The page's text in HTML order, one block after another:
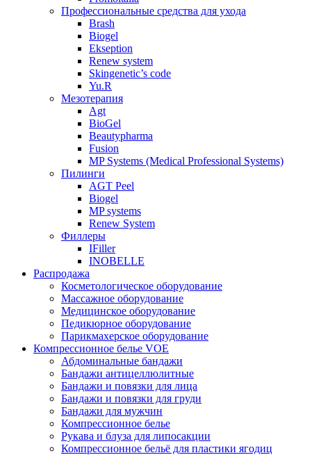
Профессиональные средства для ухода
Brash
Biogel
Ekseption
Renew system
Skingenetic’s code
Yu.R
Мезотерапия
Agt
BioGel
Beautypharma
Fusion
MP Systems (Medical Professional Systems)
Пилинги
AGT Peel
Biogel
MP systems
Renew System
Филлеры
IFiller
INOBELLE
Распродажа
Косметологическое оборудование
Массажное оборудование
Медицинское оборудование
Педикюрное оборудование
Парикмахерское оборудование
Компрессионное белье VOE
Абдоминальные бандажи
Бандажи антицеллюлитные
Бандажи и повязки для лица
Бандажи и повязки для груди
Бандажи для мужчин
Компрессионное белье
Рукава и блуза для липосакции
Компрессионное бельё для пластики ягодиц